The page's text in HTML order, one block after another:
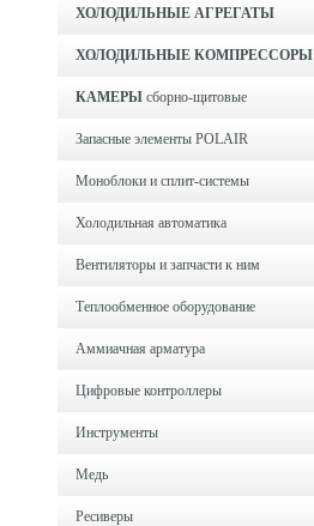
ХОЛОДИЛЬНЫЕ АГРЕГАТЫ
ХОЛОДИЛЬНЫЕ КОМПРЕССОРЫ
КАМЕРЫ сборно-щитовые
Запасные элементы POLAIR
Моноблоки и cплит-системы
Холодильная автоматика
Вентиляторы и запчасти к ним
Теплообменное оборудование
Аммиачная арматура
Цифровые контроллеры
Инструменты
Медь
Ресиверы